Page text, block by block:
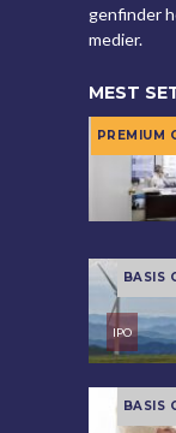
genfinder
medier.
MEST